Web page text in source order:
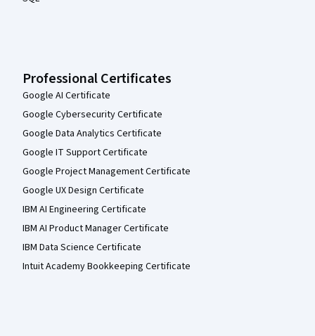
Professional Certificates
Google AI Certificate
Google Cybersecurity Certificate
Google Data Analytics Certificate
Google IT Support Certificate
Google Project Management Certificate
Google UX Design Certificate
IBM AI Engineering Certificate
IBM AI Product Manager Certificate
IBM Data Science Certificate
Intuit Academy Bookkeeping Certificate